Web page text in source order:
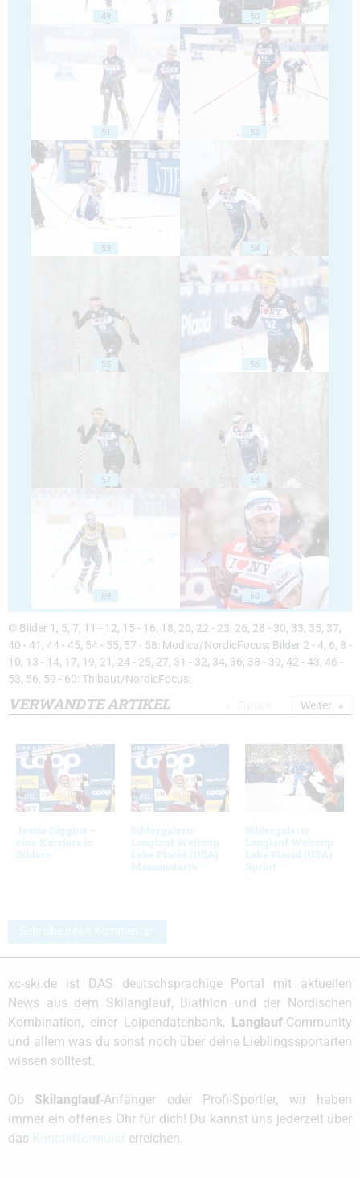
49 50
51 52
53 54
55 56
57 58
59 60
© Bilder 1, 5, 7, 11 - 12, 15 - 16, 18, 20, 22 - 23, 26, 28 - 30, 33, 35, 37,
40 - 41, 44 - 45, 54 - 55, 57 - 58: Modica/NordicFocus; Bilder 2 - 4, 6, 8 -
10, 13 - 14, 17, 19, 21, 24 - 25, 27, 31 - 32, 34, 36, 38 - 39, 42 - 43, 46 -
53, 56, 59 - 60: Thibaut/NordicFocus;
VERWANDTE ARTIKEL
Jessie Diggins –
eine Karriere in
Bildern
Bildergalerie
Langlauf Weltcup
Lake Placid (USA)
Massenstarts
Bildergalerie
Langlauf Weltcup
Lake Placid (USA)
Sprint
Weiter
Schreibe einen Kommentar
xc-ski.de ist DAS deutschsprachige Portal mit aktuellen
News aus dem Skilanglauf, Biathlon und der Nordischen
Kombination, einer Loipendatenbank,
Langlauf-Community
und allem was du sonst noch über deine Lieblingssportarten
wissen solltest.
Ob Skilanglauf-Anfänger oder Profi-Sportler, wir haben
immer ein offenes Ohr für dich! Du kannst uns jederzeit über
das
erreichen.